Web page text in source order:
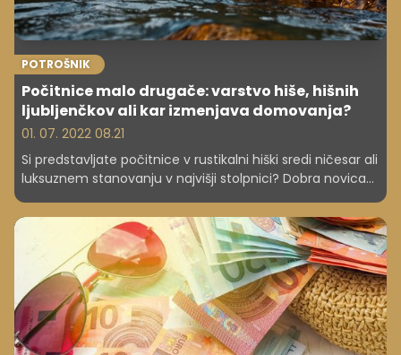
POTROŠNIK
Počitnice malo drugače: varstvo hiše, hišnih
ljubljenčkov ali kar izmenjava domovanja?
01. 07. 2022 08.21
Si predstavljate počitnice v rustikalni hiški sredi ničesar ali
luksuznem stanovanju v najvišji stolpnici? Dobra novica
je, da je to dosegljivo vsem nam. House sitting ali po
naše 'varovanje hiše' je odličen način za ugodne in
unikatne počitnice. S čuvanjem hiš, kamor velikokrat sodi
tudi skrb za hišne ljubljenčke dobimo priložnost za bivanje
v čudovitih nepremičninah, ki si ji sicer nikoli ne bi mogli
privoščiti. Poleg tega lahko spoznamo nove prijatelje in
okusimo še drugačen način življenja, kot smo ga vajeni.